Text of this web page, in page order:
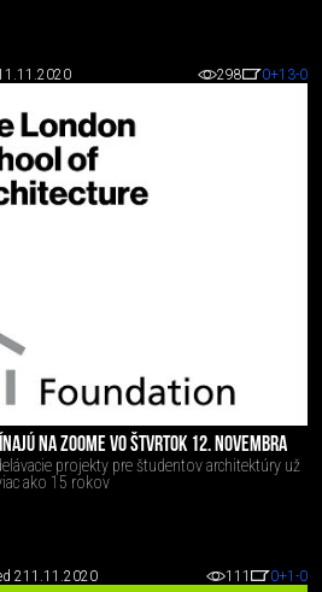
298 0+13-0
NA ZOOME VO ŠTVRTOK 12. NOVEMBRA
projekty pre študentov architektúry už
ako 15 rokov
211.11.2020 111 0+1 -0